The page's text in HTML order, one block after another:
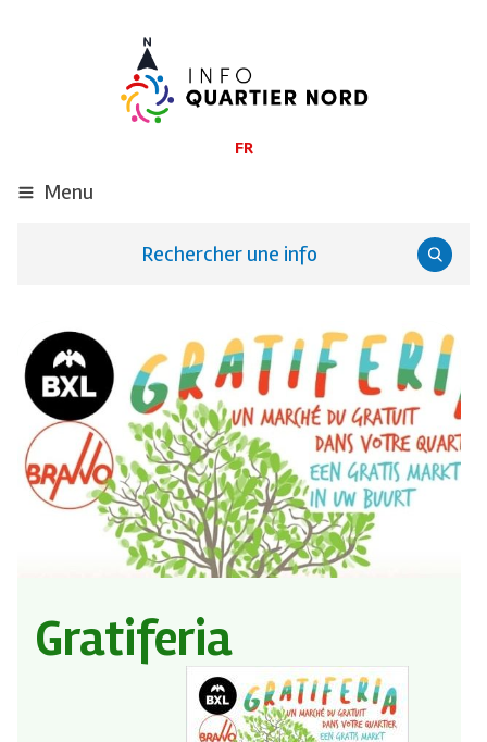
FR
Menu
Rechercher une info
Gratiferia